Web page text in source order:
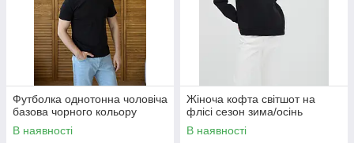
Футболка однотонна чоловіча
базова чорного кольору
В наявності
Жіноча кофта світшот на
флісі сезон зима/осінь
В наявності